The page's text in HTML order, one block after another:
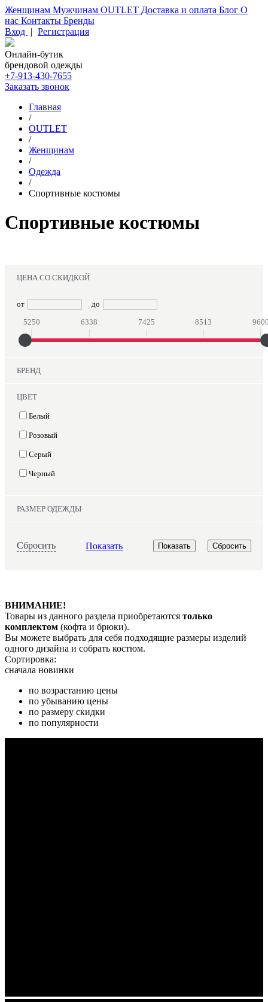
Женщинам Мужчинам OUTLET Доставка и оплата Блог О
нас Контакты Бренды
Вход | Регистрация
Онлайн-бутик
брендовой одежды
+7-913-430-7655
Заказать звонок
Главная
/
OUTLET
/
Женщинам
/
Одежда
/
Спортивные костюмы
Спортивные костюмы
ЦЕНА СО СКИДКОЙ
от
до
5250
6338 7425 8513
БРЕНД
ЦВЕТ
Белый
Розовый
Серый
Черный
РАЗМЕР ОДЕЖДЫ
Сбросить Показать
ВНИМАНИЕ!
Товары из данного раздела приобретаются только
комплектом (кофта и брюки).
Вы можете выбрать для себя подходящие размеры изделий
одного дизайна и собрать костюм.
Сортировка:
сначала новинки
по возрастанию цены
по убыванию цены
по размеру скидки
по популярности